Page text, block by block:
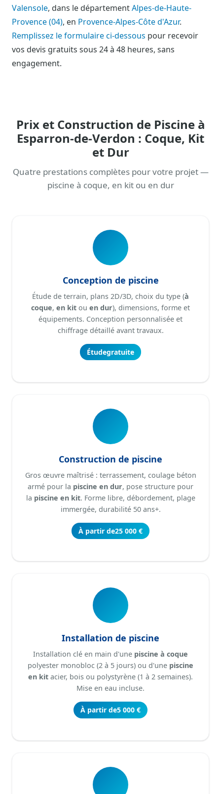
Valensole, dans le départementAlpes-de-Haute-
Provence (04), en Provence-Alpes-Côte d'Azur.
Remplissez le formulaire ci-dessous pour recevoir
vos devis gratuits sous 24 à 48 heures, sans
engagement.
Prix et Construction de Piscine à
Esparron-de-Verdon : Coque, Kit
et Dur
Quatre prestations complètes pour votre projet —
piscine à coque, en kit ou en dur
Conception de piscine
Étude de terrain, plans 2D/3D, choix du type (à
coque, en kit ou en dur), dimensions, forme et
équipements. Conception personnalisée et
chiffrage détaillé avant travaux.
Étudegratuite
Construction de piscine
Gros œuvre maîtrisé : terrassement, coulage béton
armé pour la piscine en dur, pose structure pour
la piscine en kit. Forme libre, débordement, plage
immergée, durabilité 50 ans+.
À partir de25 000 €
Installation de piscine
Installation clé en main d'une piscine à coque
polyester monobloc (2 à 5 jours) ou d'une piscine
en kit acier, bois ou polystyrène (1 à 2 semaines).
Mise en eau incluse.
À partir de5 000 €